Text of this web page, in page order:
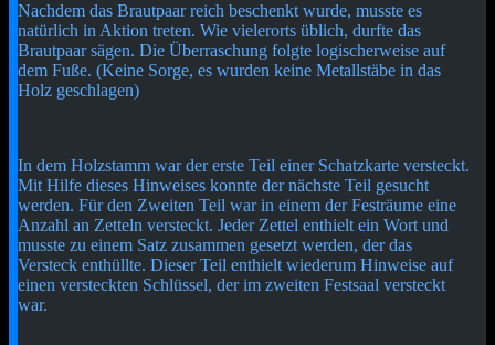
Nachdem das Brautpaar reich beschenkt wurde, musste es
natürlich in Aktion treten. Wie vielerorts üblich, durfte das
Brautpaar sägen. Die Überraschung folgte logischerweise auf
dem Fuße. (Keine Sorge, es wurden keine Metallstäbe in das
Holz geschlagen)
In dem Holzstamm war der erste Teil einer Schatzkarte versteckt.
Mit Hilfe dieses Hinweises konnte der nächste Teil gesucht
werden. Für den Zweiten Teil war in einem der Festräume eine
Anzahl an Zetteln versteckt. Jeder Zettel enthielt ein Wort und
musste zu einem Satz zusammen gesetzt werden, der das
Versteck enthüllte. Dieser Teil enthielt wiederum Hinweise auf
einen versteckten Schlüssel, der im zweiten Festsaal versteckt
war.